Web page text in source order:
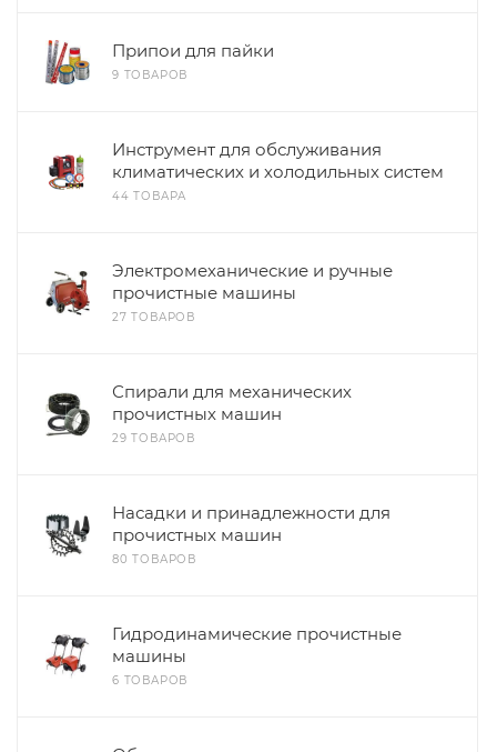
Припои для пайки
9 ТОВАРОВ
Инструмент для обслуживания
климатических и холодильных систем
44 ТОВАРА
Электромеханические и ручные
прочистные машины
27 ТОВАРОВ
Спирали для механических
прочистных машин
29 ТОВАРОВ
Насадки и принадлежности для
прочистных машин
80 ТОВАРОВ
Гидродинамические прочистные
машины
6 ТОВАРОВ